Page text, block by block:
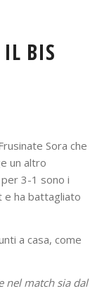
IL BIS
Sora che
un altro
3-1 sono i
e ha battagliato
a casa, come
nel match sia dal